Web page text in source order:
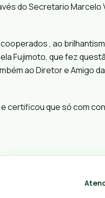
do SecretarioMarcelo
, ao
Fujimoto, que fez
ao Diretor e Amigo da
certificou que só com